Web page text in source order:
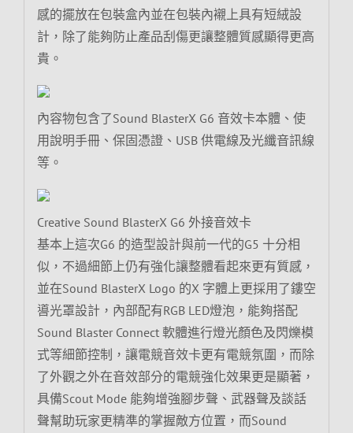
感的擺放在包裝盒內並在包裝內襯上具有短絨設
計，除了能夠防止產品刮傷更讓整體質感顯得更高
貴。
內容物包含了Sound BlasterX G6 音效卡本體、使
用說明手冊、保固憑證、USB 供電線及光纖音訊線
等。
Creative Sound BlasterX G6 外接音效卡
基本上這次G6 的造型設計與前一代的G5 十分相
似，不過細節上仍有強化讓整體看起來更有質感，
並在Sound BlasterX Logo 的X 字體上更採用了鏤空
噵光罩設計，內部配有RGB LED燈泡，能夠搭配
Sound Blaster Connect 軟體進行燈光顏色及閃爍模
式等細節控制，讓電競音效卡更有電競氛圍，而除
了外觀之外在音效部分的電競強化效果更是顯著，
具備Scout Mode 能夠增強腳步聲、武器聲及談話
聲幫助玩家更精準的掌握敵方位置，而Sound